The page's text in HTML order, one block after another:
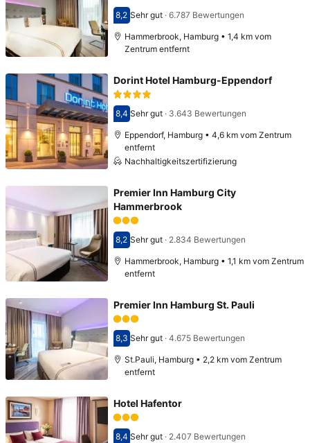
Bewertet mit 8,2
8,2 Sehr gut· 6.787 Bewertungen
Hammerbrook, Hamburg • 1,4 km vom
Zentrum entfernt
Dorint Hotel Hamburg-Eppendorf
Bewertet mit 8,4
8,4 Sehr gut· 3.643 Bewertungen
Eppendorf, Hamburg • 4,6 km vom Zentrum
entfernt
Nachhaltigkeitszertifizierung
Premier Inn Hamburg City
Hammerbrook
Bewertet mit 8,2
8,2 Sehr gut· 2.834 Bewertungen
Hammerbrook, Hamburg • 1,1 km vom Zentrum
entfernt
Premier Inn Hamburg St. Pauli
Bewertet mit 8,3
8,3 Sehr gut· 4.675 Bewertungen
St.Pauli, Hamburg • 2,2 km vom Zentrum
entfernt
Hotel Hafentor
8,4 Sehr gut· 2.407 Bewertungen